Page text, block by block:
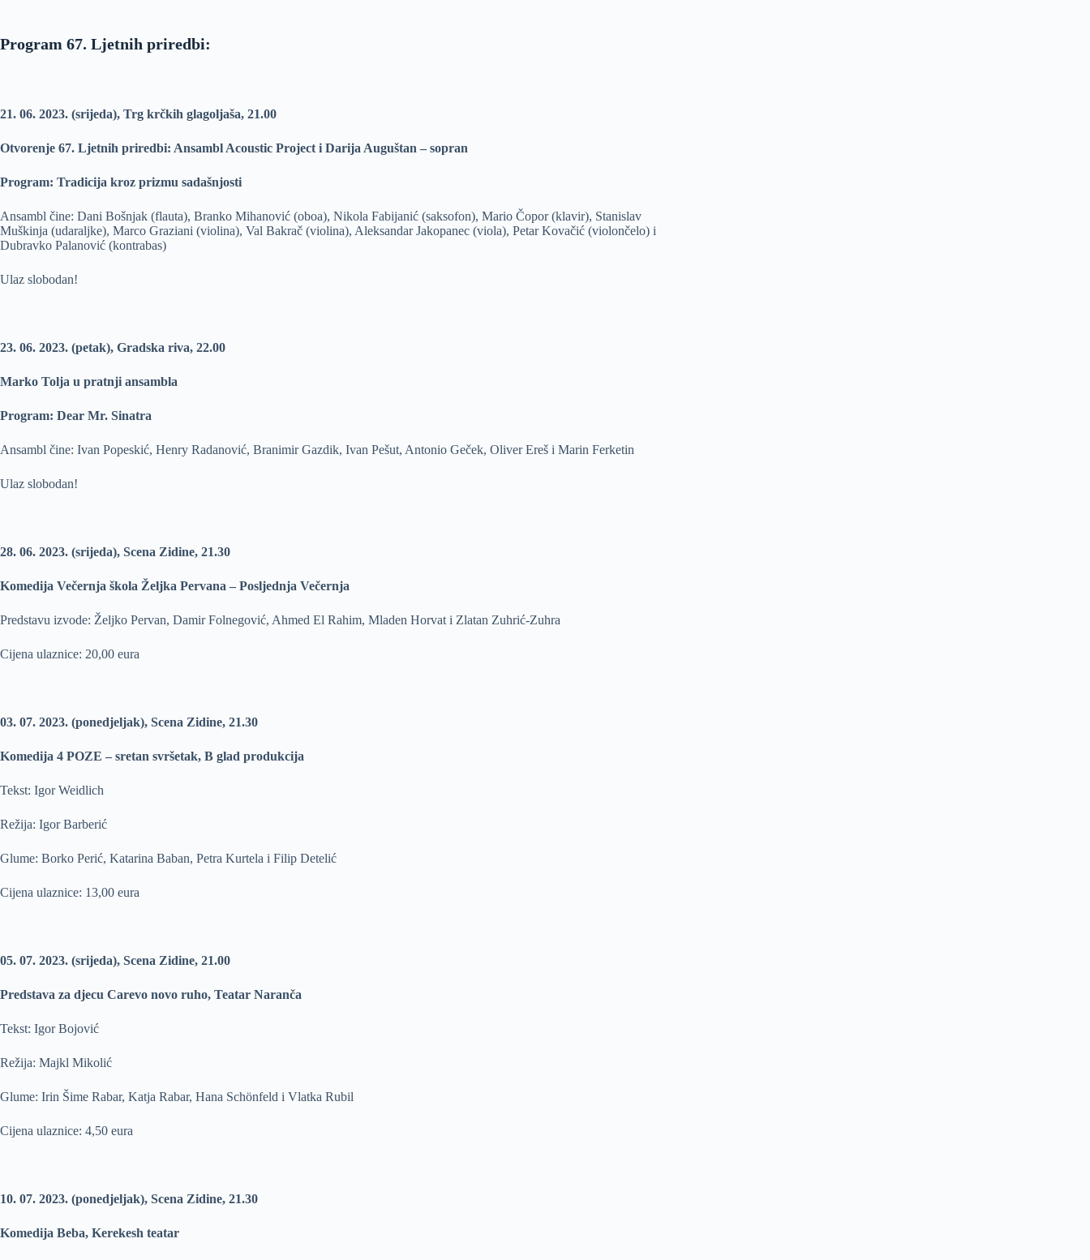
Program 67. Ljetnih priredbi:
21. 06. 2023. (srijeda), Trg krčkih glagoljaša, 21.00
Otvorenje 67. Ljetnih priredbi: Ansambl Acoustic Project i Darija Auguštan – sopran
Program: Tradicija kroz prizmu sadašnjosti
Ansambl čine: Dani Bošnjak (flauta), Branko Mihanović (oboa), Nikola Fabijanić (saksofon), Mario Čopor (klavir), Stanislav
Muškinja (udaraljke), Marco Graziani (violina), Val Bakrač (violina), Aleksandar Jakopanec (viola), Petar Kovačić (violončelo) i
Dubravko Palanović (kontrabas)
Ulaz slobodan!
23. 06. 2023. (petak), Gradska riva, 22.00
Marko Tolja u pratnji ansambla
Program: Dear Mr. Sinatra
Ansambl čine: Ivan Popeskić, Henry Radanović, Branimir Gazdik, Ivan Pešut, Antonio Geček, Oliver Ereš i Marin Ferketin
Ulaz slobodan!
28. 06. 2023. (srijeda), Scena Zidine, 21.30
Komedija Večernja škola Željka Pervana – Posljednja Večernja
Predstavu izvode: Željko Pervan, Damir Folnegović, Ahmed El Rahim, Mladen Horvat i Zlatan Zuhrić-Zuhra
Cijena ulaznice: 20,00 eura
03. 07. 2023. (ponedjeljak), Scena Zidine, 21.30
Komedija 4 POZE – sretan svršetak, B glad produkcija
Tekst: Igor Weidlich
Režija: Igor Barberić
Glume: Borko Perić, Katarina Baban, Petra Kurtela i Filip Detelić
Cijena ulaznice: 13,00 eura
05. 07. 2023. (srijeda), Scena Zidine, 21.00
Predstava za djecu Carevo novo ruho, Teatar Naranča
Tekst: Igor Bojović
Režija: Majkl Mikolić
Glume: Irin Šime Rabar, Katja Rabar, Hana Schönfeld i Vlatka Rubil
Cijena ulaznice: 4,50 eura
10. 07. 2023. (ponedjeljak), Scena Zidine, 21.30
Komedija Beba, Kerekesh teatar